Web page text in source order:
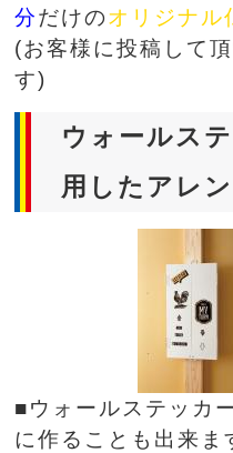
分だけのオリジナル
(お客様に投稿して
す)
ウォールス
用したアレ
■ウォールステッカ
に作ることも出来ま